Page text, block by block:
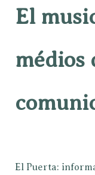
El
médios
El Puerta: